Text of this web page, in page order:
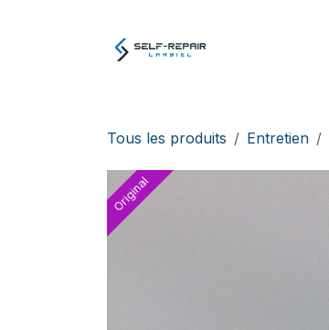
Tous les produits Entretien
Original
Original